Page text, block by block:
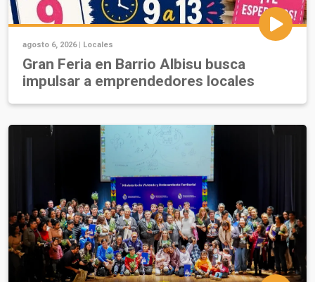
agosto 6, 2026 | Locales
Gran Feria en Barrio Albisu busca
impulsar a emprendedores locales